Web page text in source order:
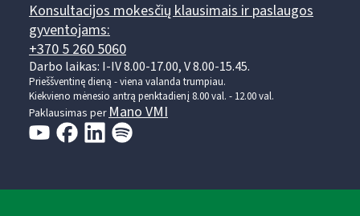
Konsultacijos mokesčių klausimais ir paslaugos
gyventojams:
+370 5 260 5060
Darbo laikas: I-IV 8.00-17.00, V 8.00-15.45.
Prieššventinę dieną - viena valanda trumpiau.
Kiekvieno mėnesio antrą penktadienį 8.00 val. - 12.00 val.
Paklausimas perMano VMI